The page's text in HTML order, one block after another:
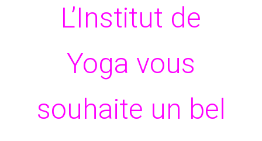
L’Institut de
Yoga vous
souhaite un bel